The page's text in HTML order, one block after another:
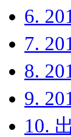
6.
7.
8.
9.
10.